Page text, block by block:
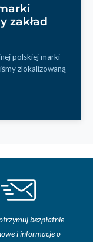
zakład
polskiej marki
zlokalizowaną
bezpłatnie
i informacje o